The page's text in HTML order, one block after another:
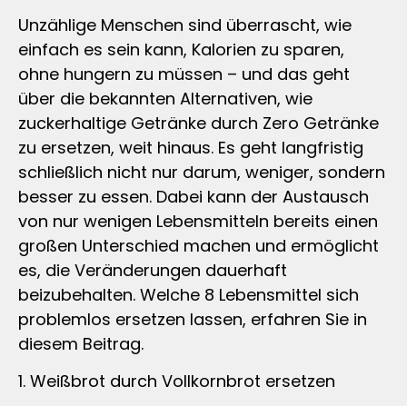
Unzählige Menschen sind überrascht, wie
einfach es sein kann, Kalorien zu sparen,
ohne hungern zu müssen – und das geht
über die bekannten Alternativen, wie
zuckerhaltige Getränke durch Zero Getränke
zu ersetzen, weit hinaus. Es geht langfristig
schließlich nicht nur darum, weniger, sondern
besser zu essen. Dabei kann der Austausch
von nur wenigen Lebensmitteln bereits einen
großen Unterschied machen und ermöglicht
es, die Veränderungen dauerhaft
beizubehalten. Welche 8 Lebensmittel sich
problemlos ersetzen lassen, erfahren Sie in
diesem Beitrag.
1. Weißbrot durch Vollkornbrot ersetzen